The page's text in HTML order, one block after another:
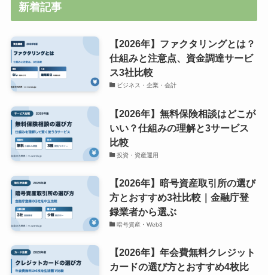
新着記事
【2026年】ファクタリングとは？
仕組みと注意点、資金調達サービ
ス3社比較
ビジネス・企業・会計
【2026年】無料保険相談はどこが
いい？仕組みの理解と3サービス
比較
投資・資産運用
【2026年】暗号資産取引所の選び
方とおすすめ3社比較｜金融庁登
録業者から選ぶ
暗号資産・Web3
【2026年】年会費無料クレジット
カードの選び方とおすすめ4枚比